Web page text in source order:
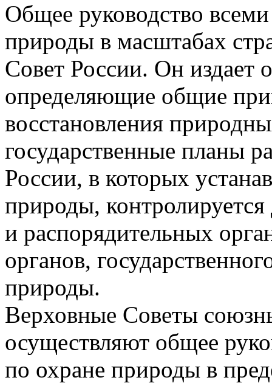
Общее руководство
природы в масштабах
Совет России. Он издает
определяющие общие
восстановления
государственные планы
России, в которых
природы,
и распорядительных
органов,
природы.
Верховные Советы
осуществляют общее
по охране природы в